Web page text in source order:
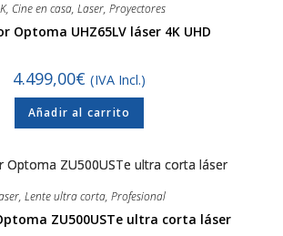
, Cine en casa, Laser, Proyectores
Optoma UHZ65LV láser 4K UHD
4.499,00€ (IVA Incl.)
Añadir al carrito
, Lente ultra corta, Profesional
ZU500USTe ultra corta láser